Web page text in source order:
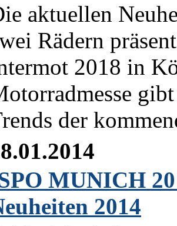
aktuellen
Rädern
2018 in
der
MUNICH
2014